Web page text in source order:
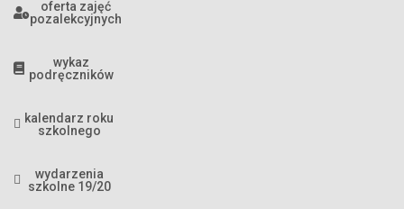
oferta zajęć
pozalekcyjnych
wykaz
podręczników
kalendarz roku
szkolnego
wydarzenia
szkolne 19/20